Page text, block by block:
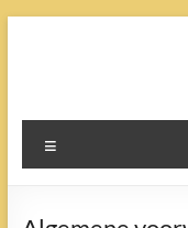
The
Body
Practice